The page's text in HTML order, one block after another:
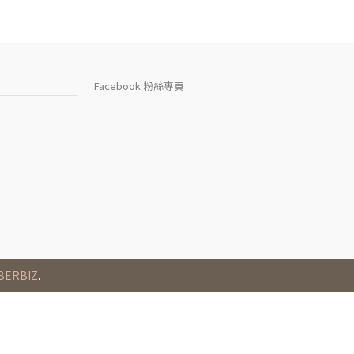
Facebook 粉絲專頁
.